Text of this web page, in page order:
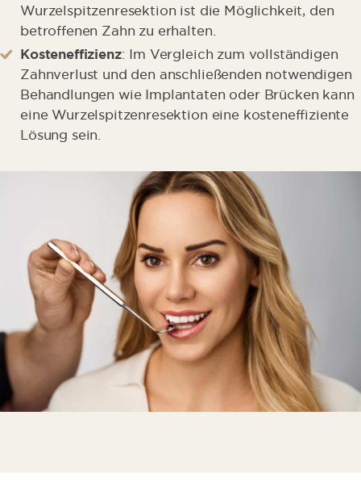
Wurzelspitzenresektion ist die Möglichkeit, den
betroffenen Zahn zu erhalten.
Kosteneffizienz: Im Vergleich zum vollständigen
Zahnverlust und den anschließenden notwendigen
Behandlungen wie Implantaten oder Brücken kann
eine Wurzelspitzenresektion eine kosteneffiziente
Lösung sein.